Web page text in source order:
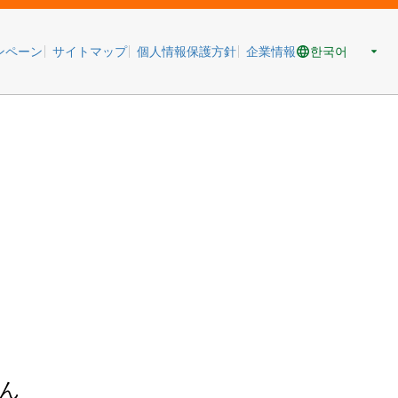
ペーン サイトマップ 個人情報保護方針 企業情報 한국어